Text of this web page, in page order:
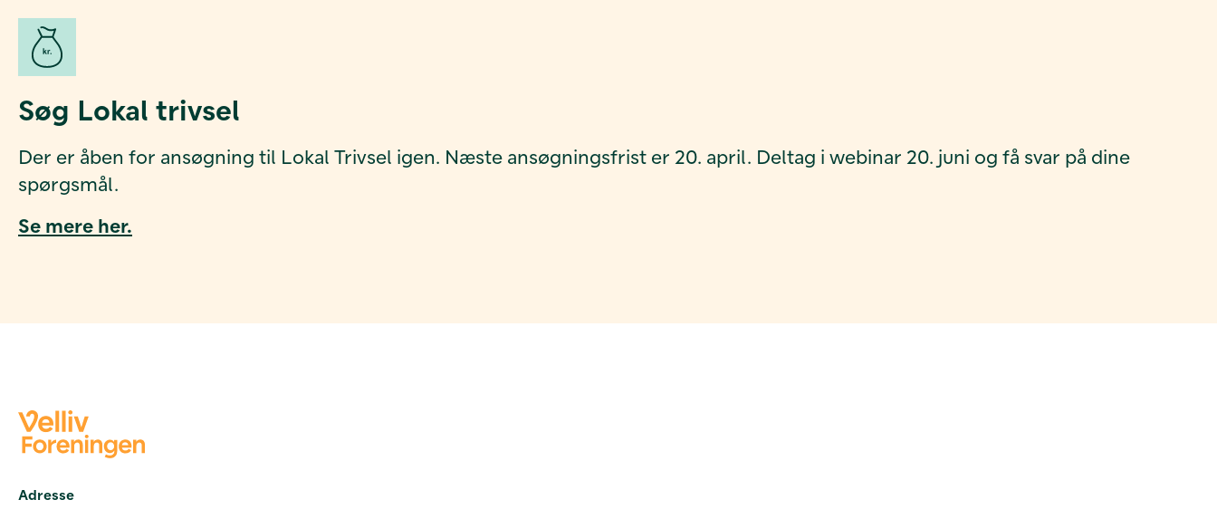
Søg Lokal trivsel
Der er åben for ansøgning til Lokal Trivsel igen. Næste ansøgningsfrist er 20. april. Deltag i webinar 20. juni og få svar på dine
spørgsmål.
Se mere her.
Adresse